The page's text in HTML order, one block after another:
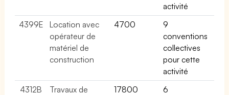
activité
4399E
Location avec
opérateur de
matériel de
construction
4700
9
conventions
collectives
pour cette
activité
4312B
Travaux de
17800
6